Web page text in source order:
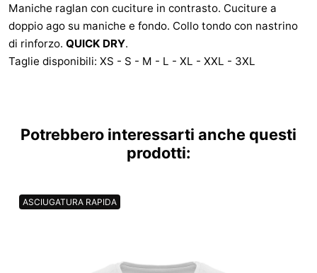
Maniche raglan con cuciture in contrasto. Cuciture a
doppio ago su maniche e fondo. Collo tondo con nastrino
di rinforzo. QUICK DRY.
Taglie disponibili: XS - S - M - L - XL - XXL - 3XL
Potrebbero interessarti anche questi
prodotti:
ASCIUGATURA RAPIDA